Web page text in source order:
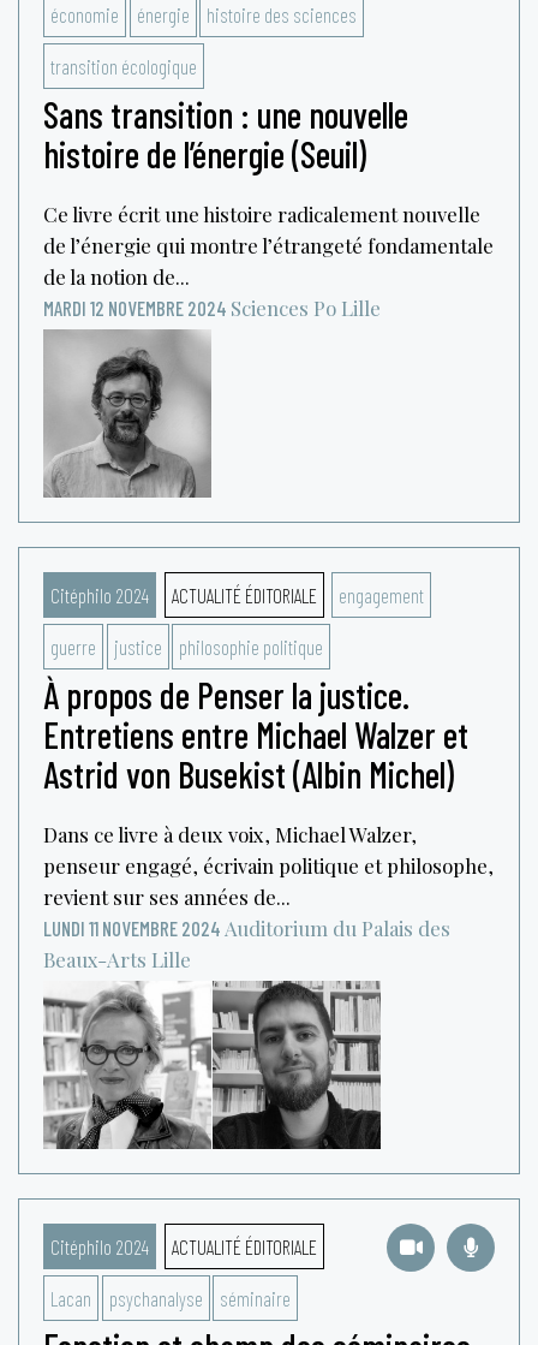
économie énergie histoire des sciences
transition écologique
Sans transition : une nouvelle
histoire de l’énergie (Seuil)
Ce livre écrit une histoire radicalement nouvelle
de l’énergie qui montre l’étrangeté fondamentale
de la notion de...
MARDI 12 NOVEMBRE 2024 Sciences Po Lille
Citéphilo 2024 ACTUALITÉ ÉDITORIALE engagement
guerre justice philosophie politique
À propos de Penser la justice.
Entretiens entre Michael Walzer et
Astrid von Busekist (Albin Michel)
Dans ce livre à deux voix, Michael Walzer,
penseur engagé, écrivain politique et philosophe,
revient sur ses années de...
LUNDI 11 NOVEMBRE 2024 Auditorium du Palais des
Beaux-Arts Lille
Citéphilo 2024 ACTUALITÉ ÉDITORIALE
Lacan psychanalyse séminaire